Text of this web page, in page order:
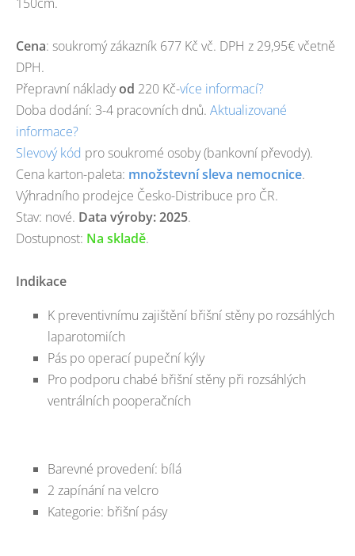
Cena: soukromý zákazník 677 Kč vč. DPH z 29,95€ včetně
DPH.
Přepravní nákladyod 220 Kč-více informací?
Doba dodání: 3-4 pracovních dnů. Aktualizované
informace?
Slevový kód pro soukromé osoby (bankovní převody).
Cena karton-paleta: množstevní sleva nemocnice.
Výhradního prodejce Česko-Distribuce pro ČR.
Stav: nové. Data výroby: 2025.
Dostupnost: Na skladě.
Indikace
K preventivnímu zajištění břišní stěny po rozsáhlých
laparotomiích
Pás po operací pupeční kýly
Pro podporu chabé břišní stěny při rozsáhlých
ventrálních pooperačních
Barevné provedení: bílá
2 zapínání na velcro
Kategorie: břišní pásy